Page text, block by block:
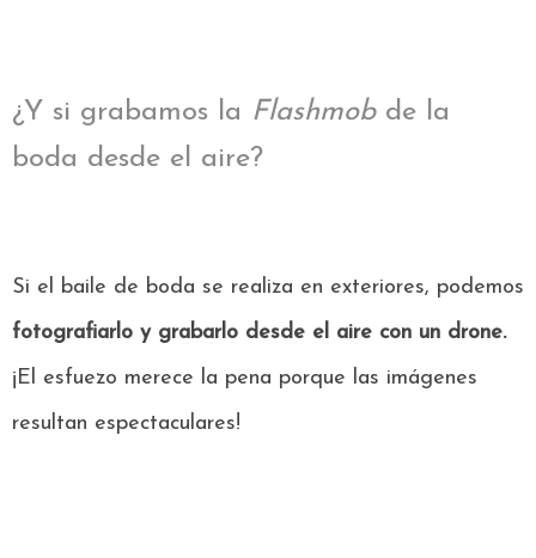
¿Y si grabamos la Flashmobde la
boda desde el aire?
Si el baile de boda se realiza en exteriores, podemos
fotografiarlo y grabarlo desde el aire con un drone.
¡El esfuezo merece la pena porque las imágenes
resultan espectaculares!